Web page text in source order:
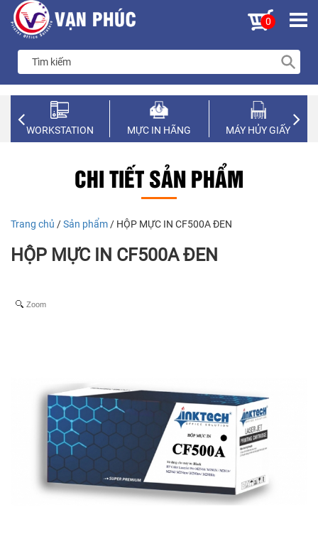
0
WORKSTATION MỰC IN HÃNG MÁY HỦY GIẤY
CHI TIẾT SẢN PHẨM
Trang chủ /Sản phẩm / HỘP MỰC IN CF500A ĐEN
HỘP MỰC IN CF500A ĐEN
Zoom